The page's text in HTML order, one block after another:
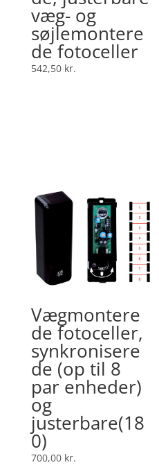
væg- og
søjlemontere
de fotoceller
542,50 kr.
Vægmontere
de fotoceller,
synkronisere
de (op til 8
par enheder)
og
justerbare(18
0)
700,00 kr.